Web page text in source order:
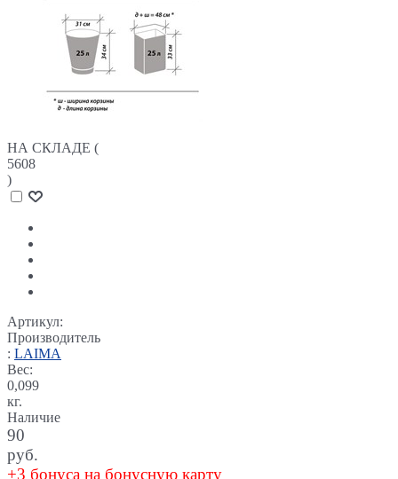
НА СКЛАДЕ (
5608
)
Артикул:
Производитель
: LAIMA
Вес:
0,099
кг.
Наличие
90
руб.
+3 бонуса на бонусную карту